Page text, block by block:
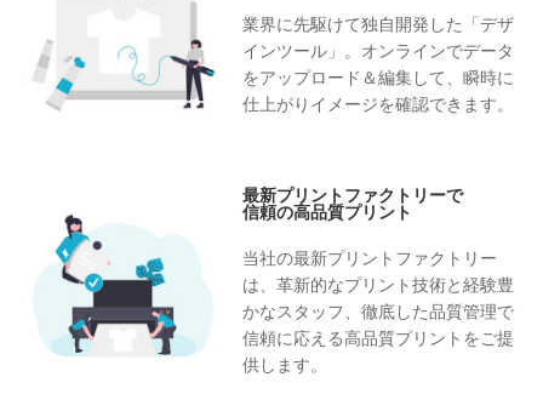
業界に先駆けて独自開発した「デザ
インツール」。オンラインでデータ
をアップロード＆編集して、瞬時に
仕上がりイメージを確認できます。
最新プリントファクトリーで
信頼の高品質プリント
当社の最新プリントファクトリー
は、革新的なプリント技術と経験豊
かなスタッフ、徹底した品質管理で
信頼に応える高品質プリントをご提
供します。